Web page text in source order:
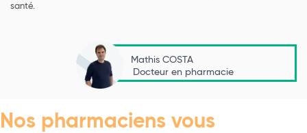
santé.
Mathis COSTA
Docteur en pharmacie
Nos pharmaciens vous